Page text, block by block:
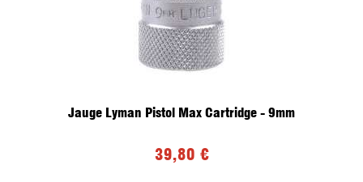
Jauge Lyman Pistol Max Cartridge - 9mm
39,80 €